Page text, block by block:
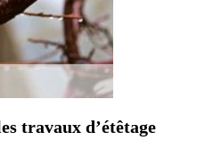
travaux d’étêtage